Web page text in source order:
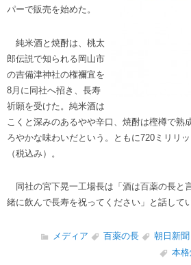
パーで販売を始めた。
純米酒と焼酎は、桃太
郎伝説で知られる岡山市
の吉備津神社の権禰宜を
8月に同社へ招き、長寿
祈願を受けた。純米酒は
こくと深みのあるやや辛口、焼酎は樫樽で熟
ろやかな味わいだという。ともに720ミリリ
（税込み）。
同社の宮下晃一工場長は「酒は百薬の長と
緒に飲んで長寿を祝ってください」と話してい
メディア 百薬の長 朝日新聞
本